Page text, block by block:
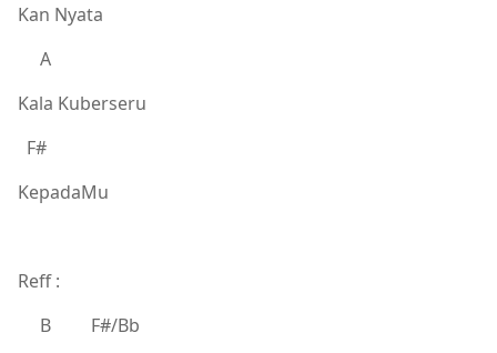
Kan Nyata
A
Kala Kuberseru
F#
KepadaMu
Reff :
B F#/Bb